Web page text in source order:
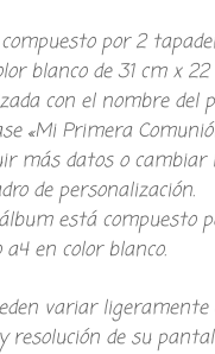
por 2
blanco de 31 cm x
con el nombre del
«Mi Primera
más datos o cambiar
de personalización.
está compuesto
en color blanco.
variar ligeramente
resolución de su